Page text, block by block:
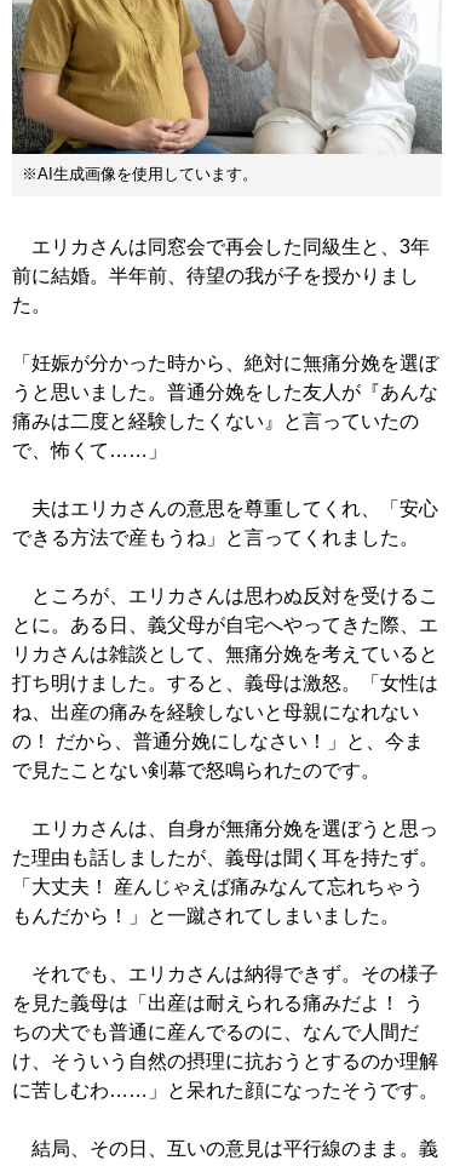
※AI生成画像を使用しています。
エリカさんは同窓会で再会した同級生と、3年
前に結婚。半年前、待望の我が子を授かりまし
た。
「妊娠が分かった時から、絶対に無痛分娩を選ぼ
うと思いました。普通分娩をした友人が『あんな
痛みは二度と経験したくない』と言っていたの
で、怖くて……」
夫はエリカさんの意思を尊重してくれ、「安心
できる方法で産もうね」と言ってくれました。
ところが、エリカさんは思わぬ反対を受けるこ
とに。ある日、義父母が自宅へやってきた際、エ
リカさんは雑談として、無痛分娩を考えていると
打ち明けました。すると、義母は激怒。「女性は
ね、出産の痛みを経験しないと母親になれない
の！ だから、普通分娩にしなさい！」と、今ま
で見たことない剣幕で怒鳴られたのです。
エリカさんは、自身が無痛分娩を選ぼうと思っ
た理由も話しましたが、義母は聞く耳を持たず。
「大丈夫！ 産んじゃえば痛みなんて忘れちゃう
もんだから！」と一蹴されてしまいました。
それでも、エリカさんは納得できず。その様子
を見た義母は「出産は耐えられる痛みだよ！ う
ちの犬でも普通に産んでるのに、なんで人間だ
け、そういう自然の摂理に抗おうとするのか理解
に苦しむわ……」と呆れた顔になったそうです。
結局、その日、互いの意見は平行線のまま。義